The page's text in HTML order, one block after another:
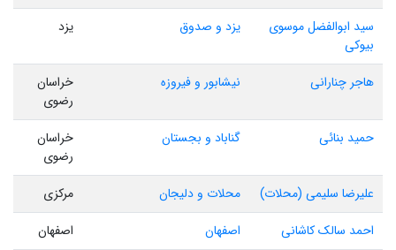
سید ابوالفضل موسوی
بیوکی
یزد و صدوق یزد
هاجر چنارانی نیشابور و فیروزه
خراسان
رضوی
حمید بنائی
گناباد و بجستان
خراسان
رضوی
علیرضا سلیمی (محلات)
محلات و دلیجان
مرکزی
احمد سالک کاشانی
اصفهان
اصفهان